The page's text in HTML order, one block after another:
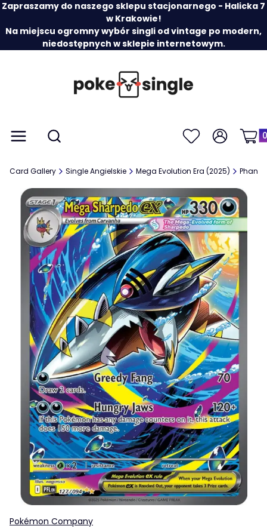
Zapraszamy do naszego sklepu stacjonarnego - Halicka 7
w Krakowie!
Na miejscu ogromny wybór singli od vintage po modern,
niedostępnych w sklepie internetowym.
Menu Otwórz wyszukiwarkę
Szukaj UlubioneZaloguj się
Card Gallery Single Angielskie Mega Evolution Era (2025)
Pokémon Company